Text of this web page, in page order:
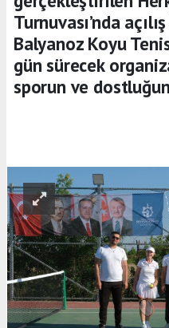
Turnuvası’nda
Balyanoz Koyu
gün sürecek
sporun ve